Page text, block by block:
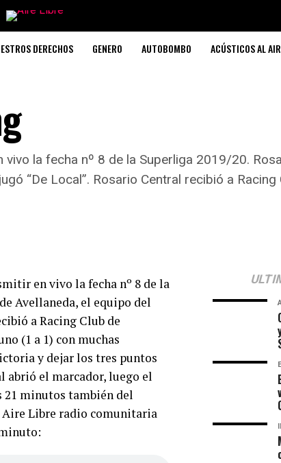
DERECHOS GENERO AUTOBOMBO ACÚSTICOS AL
la fecha nº 8 de la Superliga 2019/20.
“De Local”. Rosario Central recibió a
en vivo la fecha nº 8 de la
Avellaneda, el equipo del
a Racing Club de
(1 a 1) con muchas
y dejar los tres puntos
abrió el marcador, luego el
21 minutos también del
Libre radio comunitaria